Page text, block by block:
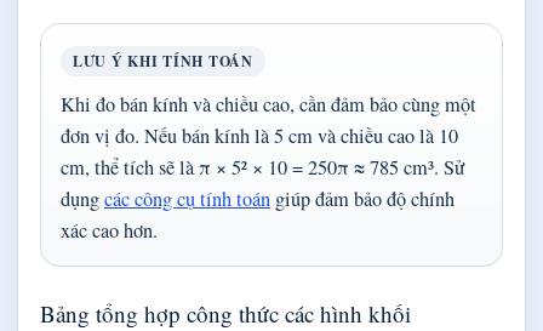
LƯU Ý KHI TÍNH TOÁN
Khi đo bán kính và chiều cao, cần đảm bảo cùng một
đơn vị đo. Nếu bán kính là 5 cm và chiều cao là 10
cm, thể tích sẽ là π × 5² × 10 = 250π ≈ 785 cm³. Sử
dụngcác công cụ tính toán giúp đảm bảo độ chính
xác cao hơn.
Bảng tổng hợp công thức các hình khối